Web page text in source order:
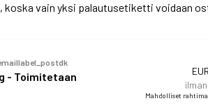
vain yksi palautusetiketti voidaan
- Toimitetaan
EUR
Mahdolliset